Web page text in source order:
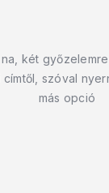
két
címtől, szóval
más opció